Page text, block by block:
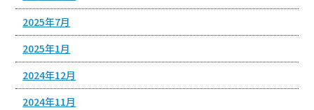
2025年7月
2025年1月
2024年12月
2024年11月